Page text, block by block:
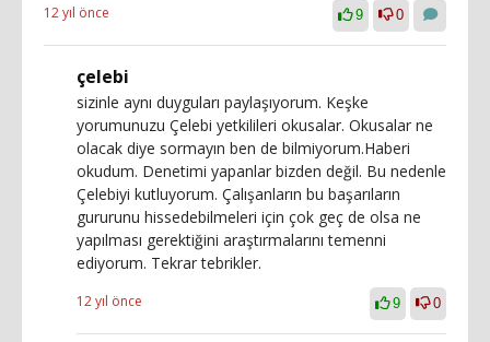
12 yıl önce 9 0
çelebi
sizinle aynı duyguları paylaşıyorum. Keşke
yorumunuzu Çelebi yetkilileri okusalar. Okusalar ne
olacak diye sormayın ben de bilmiyorum.Haberi
okudum. Denetimi yapanlar bizden değil. Bu nedenle
Çelebiyi kutluyorum. Çalışanların bu başarıların
gururunu hissedebilmeleri için çok geç de olsa ne
yapılması gerektiğini araştırmalarını temenni
ediyorum. Tekrar tebrikler.
12 yıl önce 9 0